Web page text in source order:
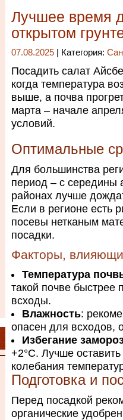
Лучшее время
открытом
07.08.2025 | Категория:
Посадить салат
когда температура
выше, а почва
марта – начале
условий.
Оптимальные
Для большинства
период – с середины
районах лучше
Если в регионе есть
посевы нетканым
посадки.
Факторы,
Температура
такой почве быстрее
всходы.
Влажность:
опасен для всходов,
Избегание
+2°C. Лучше
колебания
Подготовка и
Перед посадкой
органические